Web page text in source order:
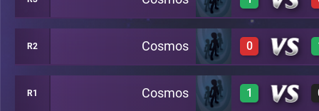
1 A24
1 B12
R2 Cosmos 0
0 A16
R1 Cosmos 1